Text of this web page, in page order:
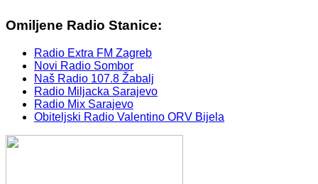
Omiljene Radio Stanice:
Radio Extra FM Zagreb
Novi Radio Sombor
Naš Radio 107.8 Žabalj
Radio Miljacka Sarajevo
Radio Mix Sarajevo
Obiteljski Radio Valentino ORV Bijela